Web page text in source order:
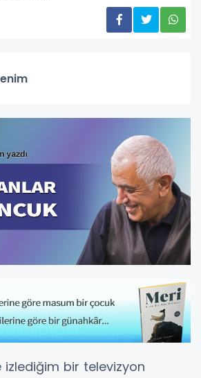
izlediğim bir televizyon